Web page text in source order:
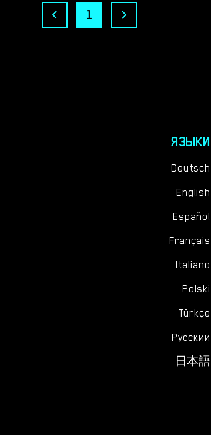
1
ЯЗЫКИ
Deutsch
English
Español
Français
Italiano
Polski
Türkçe
Русский
日本語